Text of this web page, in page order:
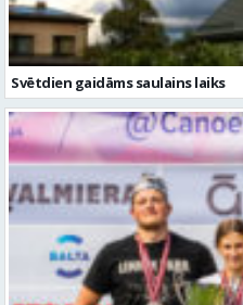
Svētdien gaidāms saulains laiks